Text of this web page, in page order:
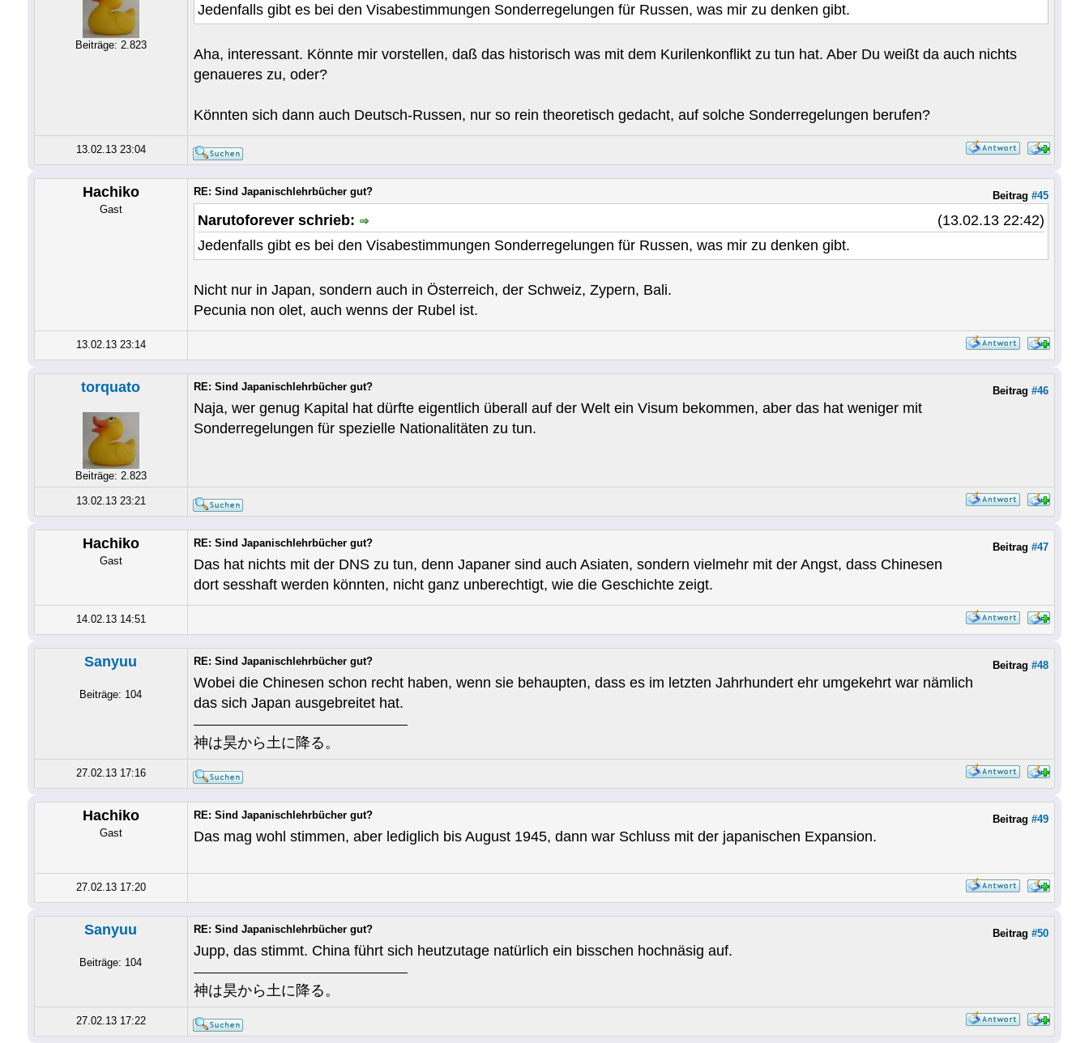
Beiträge: 2.823
Jedenfalls gibt es bei den Visabestimmungen Sonderregelungen für Russen, was mir zu denken gibt.
Aha, interessant. Könnte mir vorstellen, daß das historisch was mit dem Kurilenkonflikt zu tun hat. Aber Du weißt da auch nichts
genaueres zu, oder?
Könnten sich dann auch Deutsch-Russen, nur so rein theoretisch gedacht, auf solche Sonderregelungen berufen?
13.02.13 23:04
Hachiko
Gast
Beitrag #45
RE: Sind Japanischlehrbücher gut?
(13.02.13 22:42)
Narutoforever schrieb:
Jedenfalls gibt es bei den Visabestimmungen Sonderregelungen für Russen, was mir zu denken gibt.
Nicht nur in Japan, sondern auch in Österreich, der Schweiz, Zypern, Bali.
Pecunia non olet, auch wenns der Rubel ist.
13.02.13 23:14
torquato
Beiträge: 2.823
Beitrag #46
RE: Sind Japanischlehrbücher gut?
Naja, wer genug Kapital hat dürfte eigentlich überall auf der Welt ein Visum bekommen, aber das hat weniger mit
Sonderregelungen für spezielle Nationalitäten zu tun.
13.02.13 23:21
Hachiko
Gast
Beitrag #47
RE: Sind Japanischlehrbücher gut?
Das hat nichts mit der DNS zu tun, denn Japaner sind auch Asiaten, sondern vielmehr mit der Angst, dass Chinesen
dort sesshaft werden könnten, nicht ganz unberechtigt, wie die Geschichte zeigt.
14.02.13 14:51
Sanyuu
Beiträge: 104
Beitrag #48
RE: Sind Japanischlehrbücher gut?
Wobei die Chinesen schon recht haben, wenn sie behaupten, dass es im letzten Jahrhundert ehr umgekehrt war nämlich
das sich Japan ausgebreitet hat.
神は昊から土に降る。
27.02.13 17:16
Hachiko
Gast
Beitrag #49
RE: Sind Japanischlehrbücher gut?
Das mag wohl stimmen, aber lediglich bis August 1945, dann war Schluss mit der japanischen Expansion.
27.02.13 17:20
Sanyuu
Beiträge: 104
Beitrag #50
RE: Sind Japanischlehrbücher gut?
Jupp, das stimmt. China führt sich heutzutage natürlich ein bisschen hochnäsig auf.
神は昊から土に降る。
27.02.13 17:22